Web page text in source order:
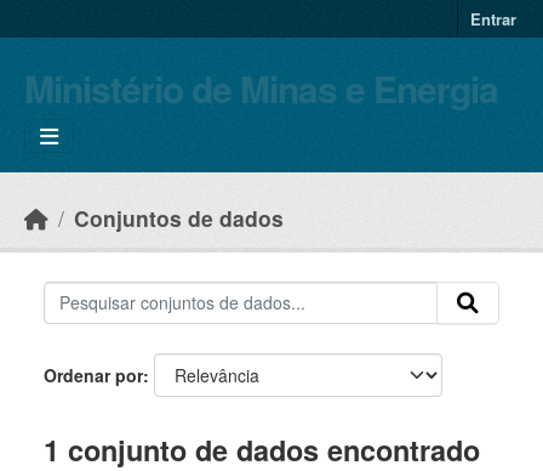
Entrar
Ministério de Minas e Energia
Conjuntos de dados
Ordenar por
1 conjunto de dados encontrado